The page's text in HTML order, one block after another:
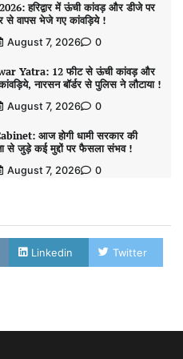
हरिद्वार में ऊंची कांवड़ और डीजे पर
से वापस भेजे गए कांवड़िये !
August 7, 2026 0
Yatra: 12 फीट से ऊंची कांवड़ और
नारसन बॉर्डर से पुलिस ने लौटाया !
August 7, 2026 0
आज होगी धामी सरकार की
से जुड़े कई मुद्दों पर फैसला संभव !
August 7, 2026 0
Linkedin Twitter